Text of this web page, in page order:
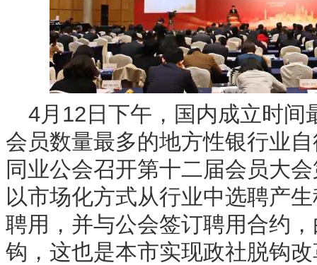
4月12日下午，国内成立时间
会员数量最多的地方性银行业
同业公会召开第十二届会员大
以市场化方式从行业中选聘产
聘用，并与公会签订聘用合约
钩，这也是本市实现政社脱钩